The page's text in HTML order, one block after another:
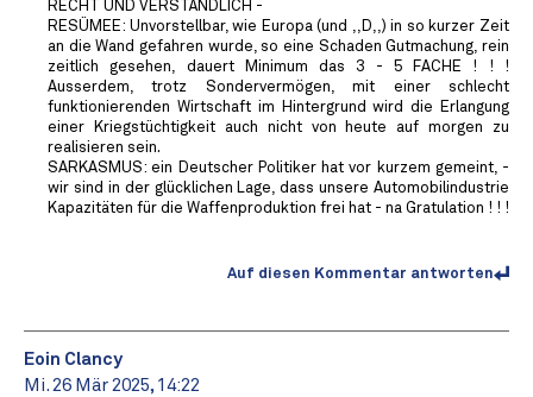
RECHT UND VERSTÄNDLICH -
RESÜMEE: Unvorstellbar, wie Europa (und ,,D,,) in so kurzer Zeit
an die Wand gefahren wurde, so eine Schaden Gutmachung, rein
zeitlich gesehen, dauert Minimum das 3 - 5 FACHE ! ! !
Ausserdem, trotz Sondervermögen, mit einer schlecht
funktionierenden Wirtschaft im Hintergrund wird die Erlangung
einer Kriegstüchtigkeit auch nicht von heute auf morgen zu
realisieren sein.
SARKASMUS: ein Deutscher Politiker hat vor kurzem gemeint, -
wir sind in der glücklichen Lage, dass unsere Automobilindustrie
Kapazitäten für die Waffenproduktion frei hat - na Gratulation ! ! !
Auf diesen Kommentar antworten
Eoin Clancy
Mi. 26 Mär 2025, 14:22